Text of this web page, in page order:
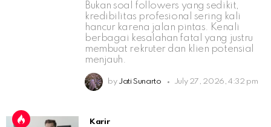
Bukan soal followers yang sedikit,
kredibilitas profesional sering kali
hancur karena jalan pintas. Kenali
berbagai kesalahan fatal yang justru
membuat rekruter dan klien potensial
menjauh.
by Jati Sunarto July 27, 2026, 4:32 pm
Karir